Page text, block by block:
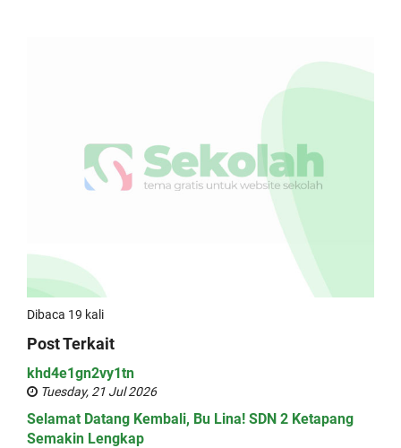
Dibaca 19 kali
Post Terkait
khd4e1gn2vy1tn
Tuesday, 21 Jul 2026
Selamat Datang Kembali, Bu Lina! SDN 2 Ketapang
Semakin Lengkap